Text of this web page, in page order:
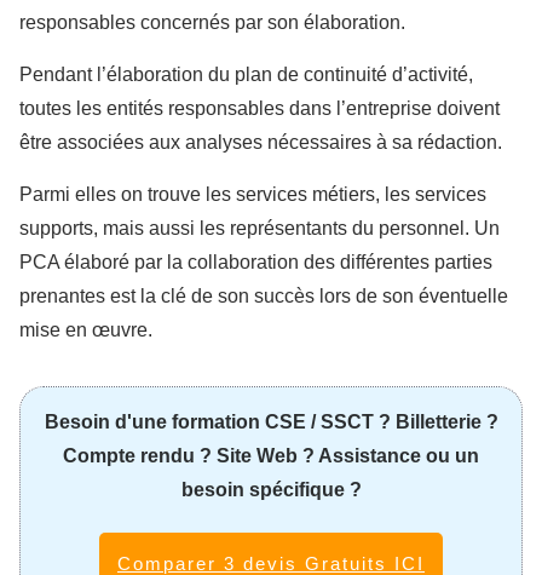
responsables concernés par son élaboration.
Pendant l’élaboration du plan de continuité d’activité,
toutes les entités responsables dans l’entreprise doivent
être associées aux analyses nécessaires à sa rédaction.
Parmi elles on trouve les services métiers, les services
supports, mais aussi les représentants du personnel. Un
PCA élaboré par la collaboration des différentes parties
prenantes est la clé de son succès lors de son éventuelle
mise en œuvre.
Besoin d'une formation CSE / SSCT ? Billetterie ?
Compte rendu ? Site Web ? Assistance ou un
besoin spécifique ?
Comparer 3 devis Gratuits ICI